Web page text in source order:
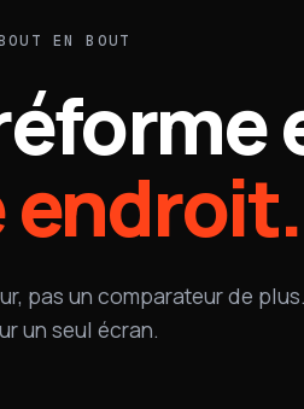
EN BOUT
endroit.
pas un comparateur de
un seul écran.